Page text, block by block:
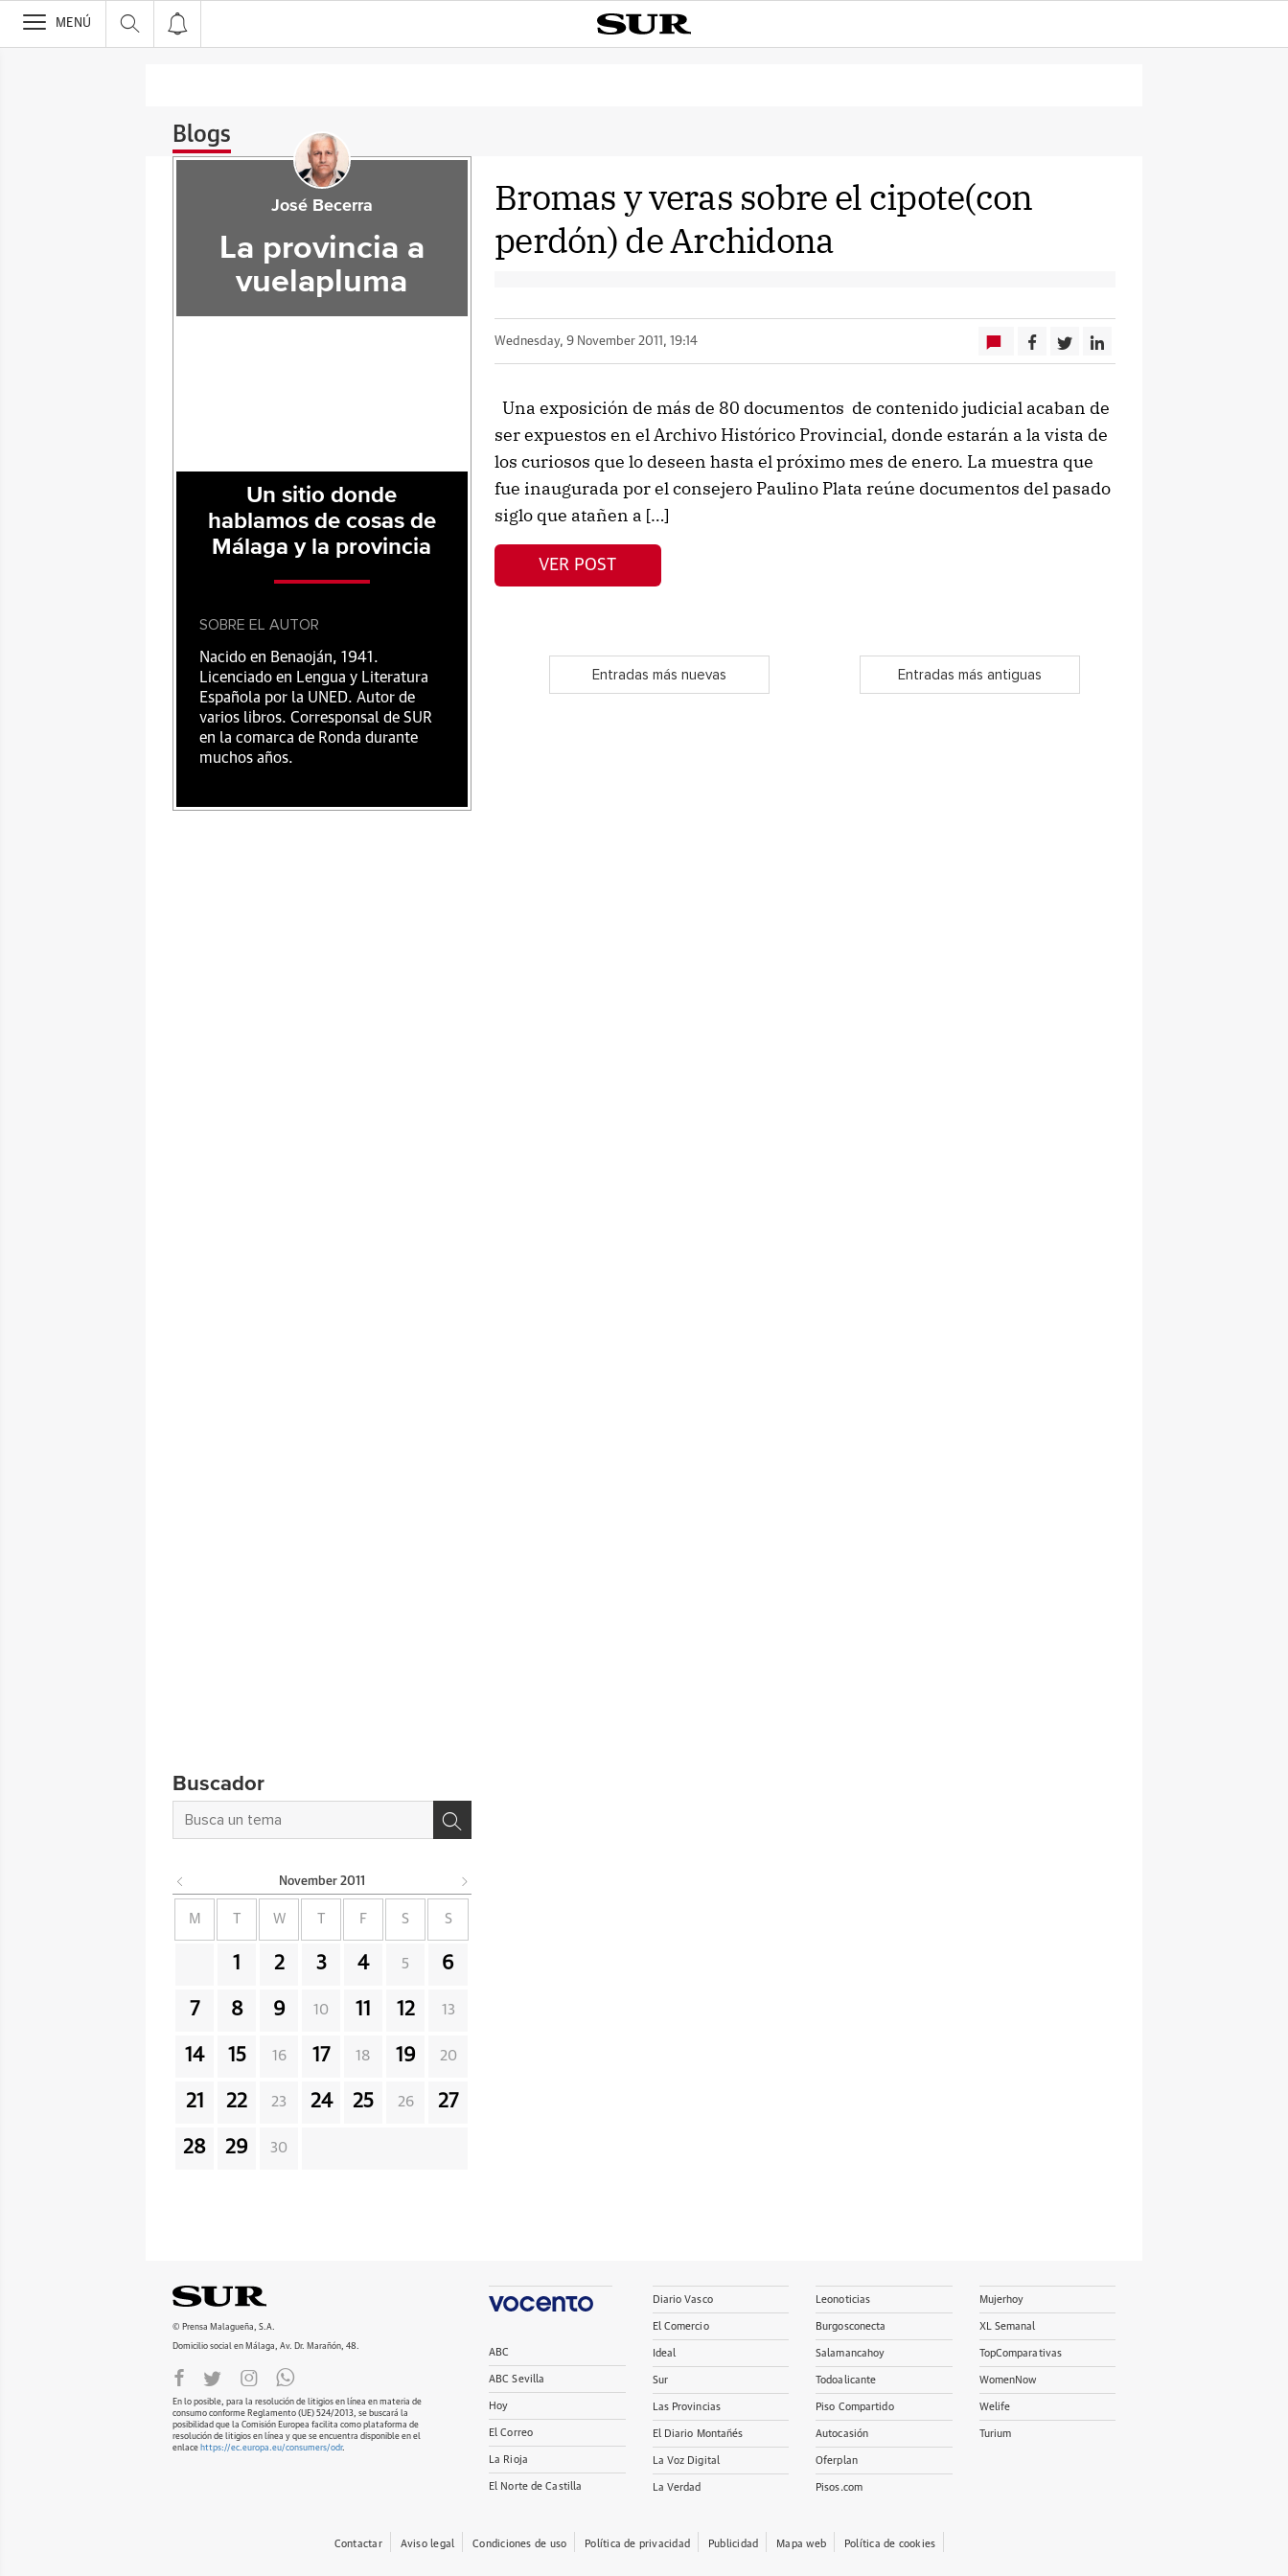
>
MENÚ
Blogs
Bromas y veras sobre el cipote(con
perdón) de Archidona
Wednesday, 9 November 2011, 19:14
Una exposición de más de 80 documentos de contenido judicial acaban de
ser expuestos en el Archivo Histórico Provincial, donde estarán a la vista de
los curiosos que lo deseen hasta el próximo mes de enero. La muestra que
fue inaugurada por el consejero Paulino Plata reúne documentos del pasado
siglo que atañen a […]
VER POST
Entradas más nuevas Entradas más antiguas
José Becerra
La provincia a
vuelapluma
Un sitio donde
hablamos de cosas de
Málaga y la provincia
SOBRE EL AUTOR
Nacido en Benaoján, 1941.
Licenciado en Lengua y Literatura
Española por la UNED. Autor de
varios libros. Corresponsal de SUR
en la comarca de Ronda durante
muchos años.
Buscador
November 2011
M W F S S
1 2 3 4 5 6
7 8 9 10 11 12 13
14 15 16 17 18 19 20
21 22 23 24 25 26 27
28 29 30
© Prensa Malagueña, S.A.
Domicilio social en Málaga, Av. Dr. Marañón, 48.
En lo posible, para la resolución de litigios en línea en materia de
consumo conforme Reglamento (UE) 524/2013, se buscará la
posibilidad que la Comisión Europea facilita como plataforma de
resolución de litigios en línea y que se encuentra disponible en el
enlace https://ec.europa.eu/consumers/odr.
ABC
ABC Sevilla
Hoy
El Correo
La Rioja
El Norte de Castilla
Diario Vasco
El Comercio
Ideal
Sur
Las Provincias
El Diario Montañés
La Voz Digital
La Verdad
Leonoticias
Burgosconecta
Salamancahoy
Todoalicante
Piso Compartido
Autocasión
Oferplan
Pisos.com
Mujerhoy
XL Semanal
TopComparativas
WomenNow
Welife
Turium
Contactar Aviso legal Condiciones de uso Política de privacidad Publicidad Mapa web Política de cookies